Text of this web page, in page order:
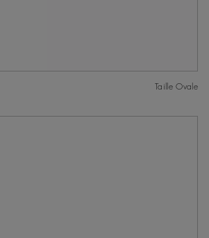
Taille Ovale